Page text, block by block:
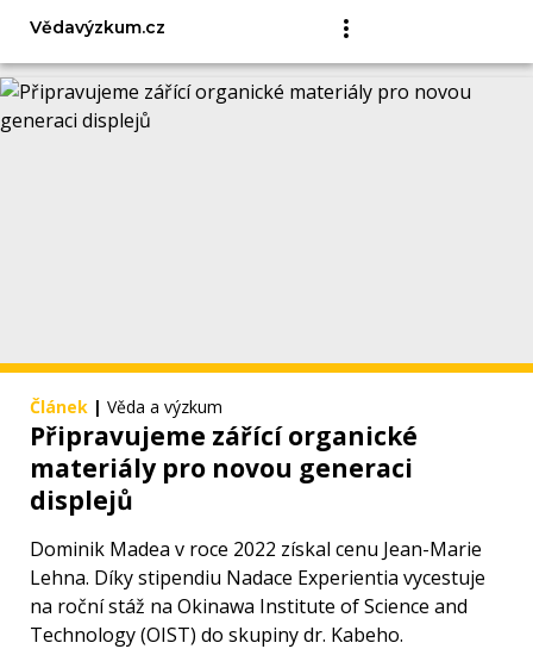
Vědavýzkum.cz
Článek | Věda a výzkum
Připravujeme zářící organické
materiály pro novou generaci
displejů
Dominik Madea v roce 2022 získal cenu Jean-Marie
Lehna. Díky stipendiu Nadace Experientia vycestuje
na roční stáž na Okinawa Institute of Science and
Technology (OIST) do skupiny dr. Kabeho.